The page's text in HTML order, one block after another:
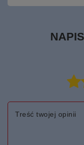
Treść twojej opinii